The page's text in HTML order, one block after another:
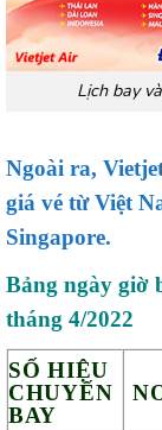
Lịch bay
Ngoài ra,
giá vé từ Việt
Singapore.
Bảng ngày giờ
tháng 4/2022
SỐ HIỆU
CHUYẾN
BAY